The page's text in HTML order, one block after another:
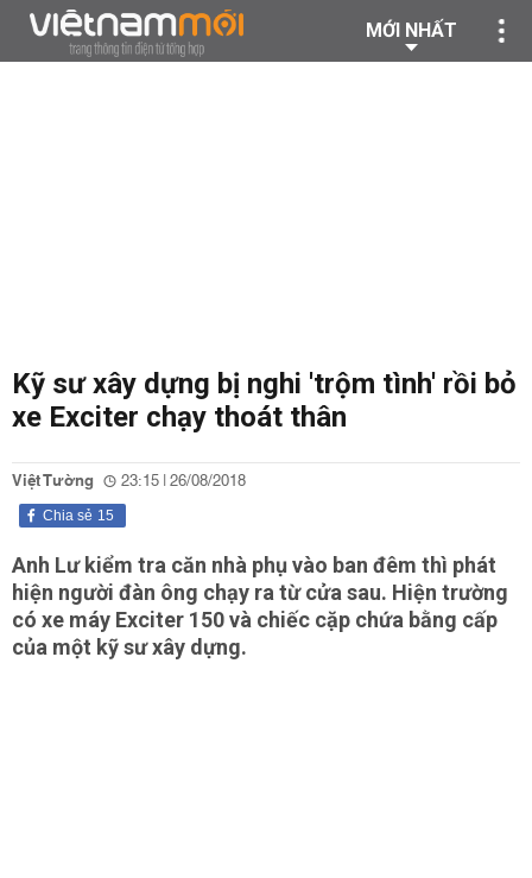
MỚI NHẤT
Kỹ sư xây dựng bị nghi 'trộm tình' rồi bỏ
xe Exciter chạy thoát thân
Việt Tường 23:15 | 26/08/2018
15
Chia sẻ
Anh Lư kiểm tra căn nhà phụ vào ban đêm thì phát
hiện người đàn ông chạy ra từ cửa sau. Hiện trường
có xe máy Exciter 150 và chiếc cặp chứa bằng cấp
của một kỹ sư xây dựng.